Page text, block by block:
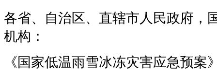
各省、自治区、直辖市人民政府，
机构：
《国家低温雨雪冰冻灾害应急预案